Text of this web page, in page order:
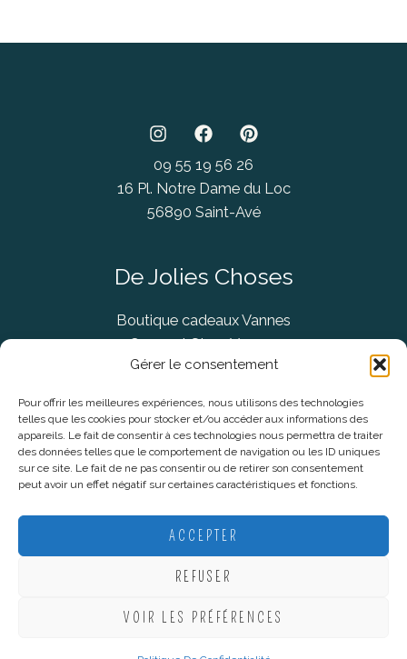
Gérer le consentement
Pour offrir les meilleures expériences, nous utilisons des technologies
telles que les cookies pour stocker et/ou accéder aux informations des
appareils. Le fait de consentir à ces technologies nous permettra de traiter
des données telles que le comportement de navigation ou les ID uniques
sur ce site. Le fait de ne pas consentir ou de retirer son consentement
peut avoir un effet négatif sur certaines caractéristiques et fonctions.
ACCEPTER
REFUSER
VOIR LES PRÉFÉRENCES
09 55 19 56 26
16 Pl. Notre Dame du Loc
56890 Saint-Avé
De Jolies Choses
Boutique cadeaux Vannes
Concept Store Vannes
Informations légales
CGV
Politique De Confidentialité
Plan du site
Webmarketing